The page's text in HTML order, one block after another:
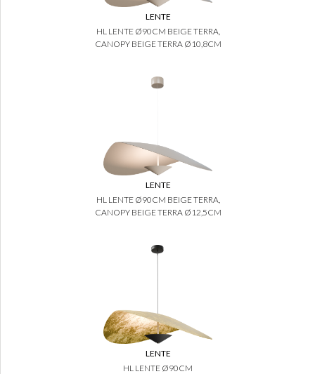
LENTE
HL LENTE Ø90CM BEIGE TERRA,
CANOPY BEIGE TERRA Ø10,8CM
LENTE
HL LENTE Ø90CM BEIGE TERRA,
CANOPY BEIGE TERRA Ø12,5CM
LENTE
HL LENTE Ø90CM